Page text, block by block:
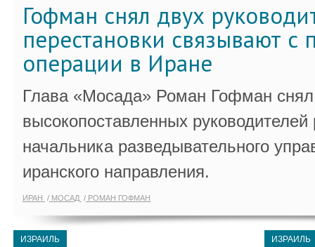
Гофман снял двух
перестановки связывают с
операции в Иране
Глава «Мосада» Роман Гофман снял
высокопоставленных
начальника разведывательного
иранского направления.
ИРАН МОСАД РОМАН ГОФМАН
ИЗРАИЛЬ ИЗРАИЛЬ